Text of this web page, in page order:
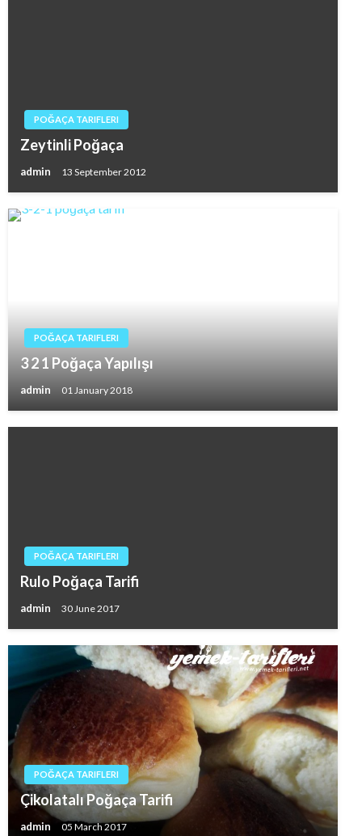
POĞAÇA TARIFLERI
Zeytinli Poğaça
admin 13 September 2012
POĞAÇA TARIFLERI
3 2 1 Poğaça Yapılışı
admin 01 January 2018
POĞAÇA TARIFLERI
Rulo Poğaça Tarifi
admin 30 June 2017
POĞAÇA TARIFLERI
Çikolatalı Poğaça Tarifi
admin 05 March 2017